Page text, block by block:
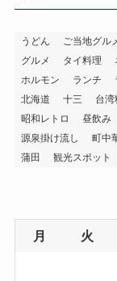
うどん ご当地グル
グルメ
タイ料理
ホルモン
ランチ
北海道
十三 台湾
昭和レトロ
昼飲み
源泉掛け流し
町中
蒲田
観光スポット
月 火